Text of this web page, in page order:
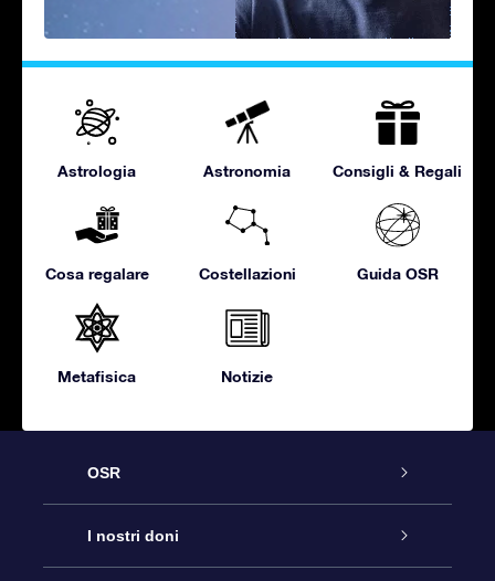
Astrologia Astronomia Consigli & Regali
Cosa regalare Costellazioni Guida OSR
Metafisica Notizie
OSR
Assistenza
I nostri doni